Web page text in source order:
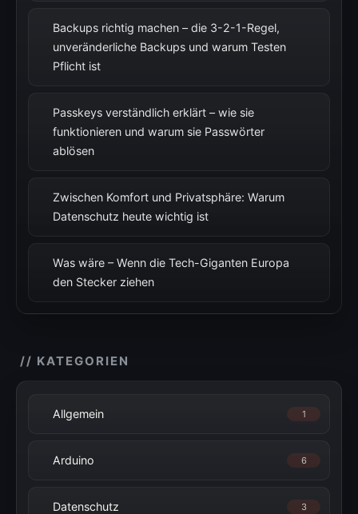
Backups richtig machen – die 3-2-1-Regel,
unveränderliche Backups und warum Testen
Pflicht ist
Passkeys verständlich erklärt – wie sie
funktionieren und warum sie Passwörter
ablösen
Zwischen Komfort und Privatsphäre: Warum
Datenschutz heute wichtig ist
Was wäre – Wenn die Tech-Giganten Europa
den Stecker ziehen
// KATEGORIEN
Allgemein 1
Arduino 6
Datenschutz 3